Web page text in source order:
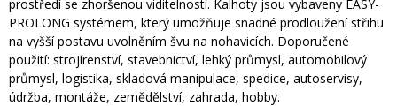
prostředí se zhoršenou viditelností. Kalhoty jsou vybaveny EASY-
PROLONG systémem, který umožňuje snadné prodloužení střihu
na vyšší postavu uvolněním švu na nohavicích. Doporučené
použití: strojírenství, stavebnictví, lehký průmysl, automobilový
průmysl, logistika, skladová manipulace, spedice, autoservisy,
údržba, montáže, zemědělství, zahrada, hobby.